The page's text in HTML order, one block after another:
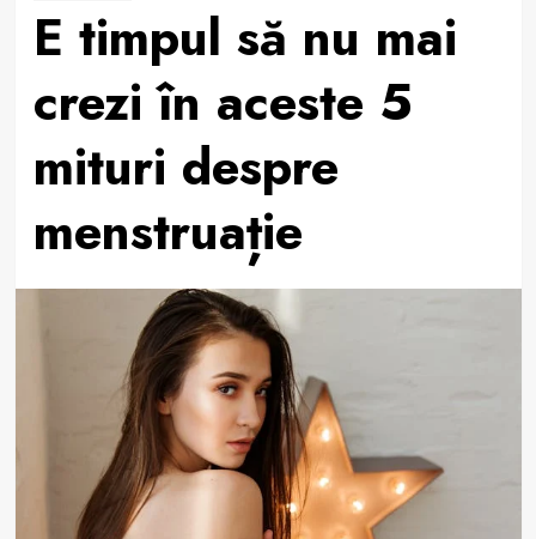
E timpul să nu mai
crezi în aceste 5
mituri despre
menstruație